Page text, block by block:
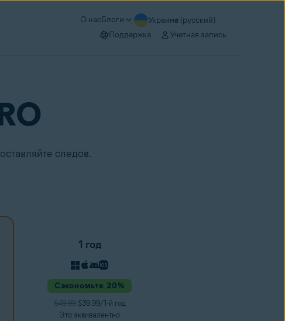
О насБлоги
Украина (русский)
Поддержка Учетная запись
следов.
1 год
Сэкономьте 20%
$49.99$39.99/1-й год
Это эквивалентно